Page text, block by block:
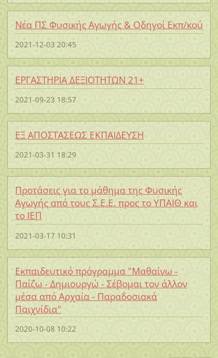
Νέα ΠΣ Φυσικής Αγωγής & Οδηγοί Εκπ/κού
2021-12-03 20:45
ΕΡΓΑΣΤΗΡΙΑ ΔΕΞΙΟΤΗΤΩΝ 21+
2021-09-23 18:57
ΕΞ ΑΠΟΣΤΑΣΕΩΣ ΕΚΠΑΙΔΕΥΣΗ
2021-03-31 18:29
Προτάσεις για το μάθημα της Φυσικής
Αγωγής από τους Σ.Ε.Ε. προς το ΥΠΑΙΘ και
το ΙΕΠ
2021-03-17 10:31
Eκπαιδευτικό πρόγραμμα "Μαθαίνω -
Παίζω - Δημιουργώ - Σέβομαι τον άλλον
μέσα από Αρχαία - Παραδοσιακά
Παιχνίδια"
2020-10-08 10:22